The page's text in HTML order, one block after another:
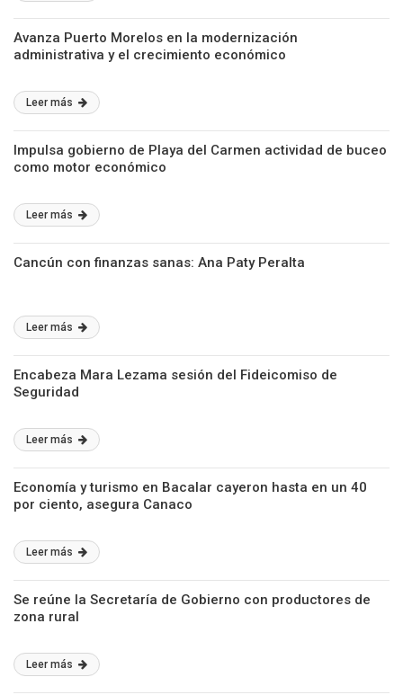
Avanza Puerto Morelos en la modernización
administrativa y el crecimiento económico
Leer más
Impulsa gobierno de Playa del Carmen actividad de buceo
como motor económico
Leer más
Cancún con finanzas sanas: Ana Paty Peralta
Leer más
Encabeza Mara Lezama sesión del Fideicomiso de
Seguridad
Leer más
Economía y turismo en Bacalar cayeron hasta en un 40
por ciento, asegura Canaco
Leer más
Se reúne la Secretaría de Gobierno con productores de
zona rural
Leer más